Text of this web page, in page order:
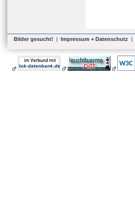
Bilder gesucht! | Impressum + Datenschutz |